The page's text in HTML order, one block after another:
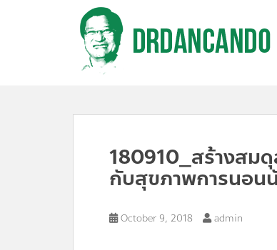
180910_สร้างสมดุ
กับสุขภาพการนอ
October 9, 2018 admin